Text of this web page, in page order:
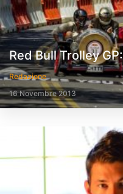
Red Bull Trolley
Redazione
16 Novembre 2013